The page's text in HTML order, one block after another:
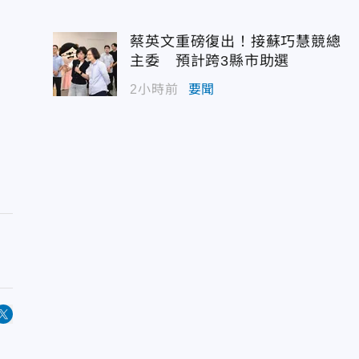
蔡英文重磅復出！接蘇巧慧競總
主委 預計跨3縣市助選
2小時前 要聞